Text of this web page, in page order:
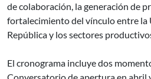
de colaboración, la generación de
fortalecimiento del vínculo entre la
República y los sectores
El cronograma incluye dos